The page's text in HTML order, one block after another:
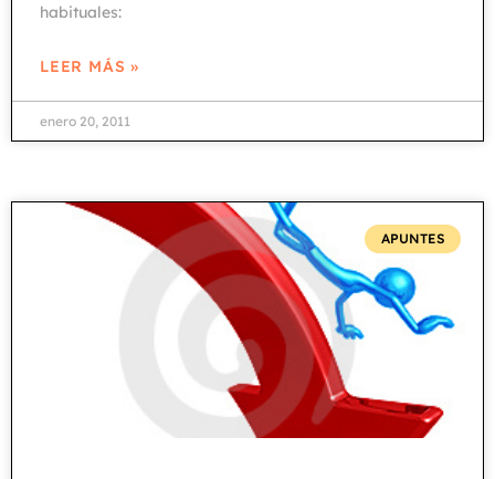
habituales:
LEER MÁS »
enero 20, 2011
APUNTES